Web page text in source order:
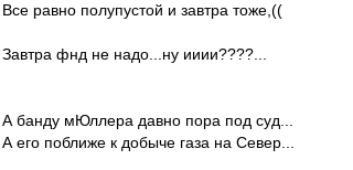
Все равно полупустой и завтра тоже,((
Завтра фнд не надо...ну ииии????...
А банду мЮллера давно пора под суд...
А его поближе к добыче газа на Север...